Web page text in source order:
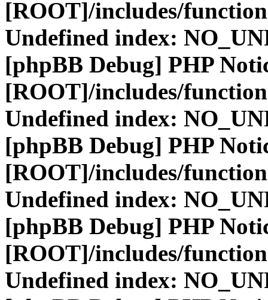
[ROOT]/includes/
Undefined index:
[phpBB Debug] PHP
[ROOT]/includes/
Undefined index:
[phpBB Debug] PHP
[ROOT]/includes/
Undefined index:
[phpBB Debug] PHP
[ROOT]/includes/
Undefined index: